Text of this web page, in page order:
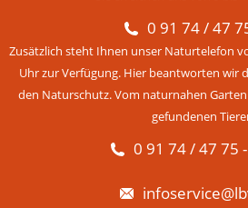
0 91 74 / 47
Zusätzlich steht Ihnen unser Naturtelefon
Uhr zur Verfügung. Hier beantworten wir
den Naturschutz. Vom naturnahen
gefundenen
0 91 74 / 47 75